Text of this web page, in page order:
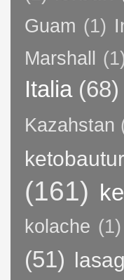
Guam (1)
Marshall
Italia (68)
Kazahstan
(161)
kolache (1)
(51)